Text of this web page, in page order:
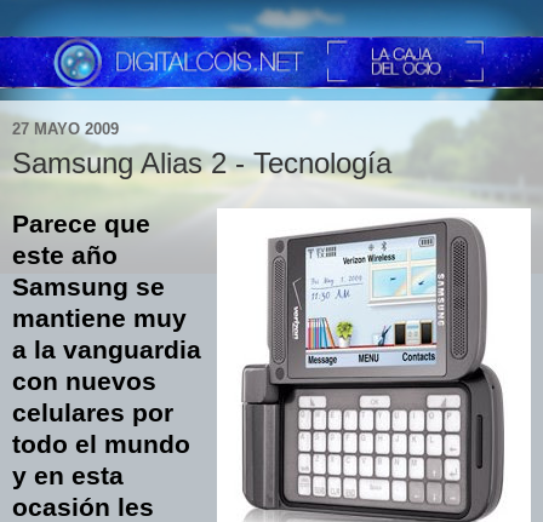
27 MAYO 2009
Samsung Alias 2 - Tecnología
Parece que
este año
Samsung se
mantiene muy
a la vanguardia
con nuevos
celulares por
todo el mundo
y en esta
ocasión les